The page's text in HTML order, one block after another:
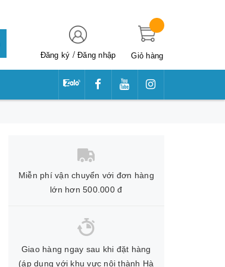
Đăng ký /Đăng nhập Giỏ hàng
Miễn phí vận chuyển với đơn hàng
lớn hơn 500.000 đ
Giao hàng ngay sau khi đặt hàng
(áp dụng với khu vực nội thành Hà